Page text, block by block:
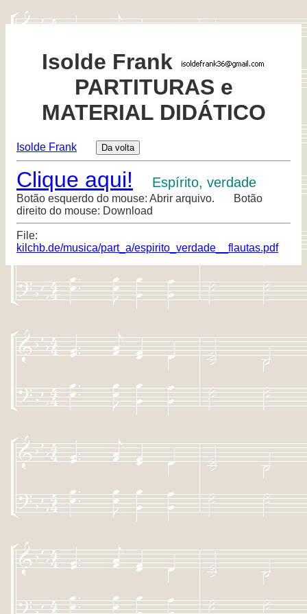
Isolde Frank
PARTITURAS e
MATERIAL DIDÁTICO
Isolde Frank
Clique aqui! Espírito, verdade
Botão esquerdo do mouse: Abrir arquivo. Botão
direito do mouse: Download
File:
kilchb.de/musica/part_a/espirito_verdade__flautas.pdf